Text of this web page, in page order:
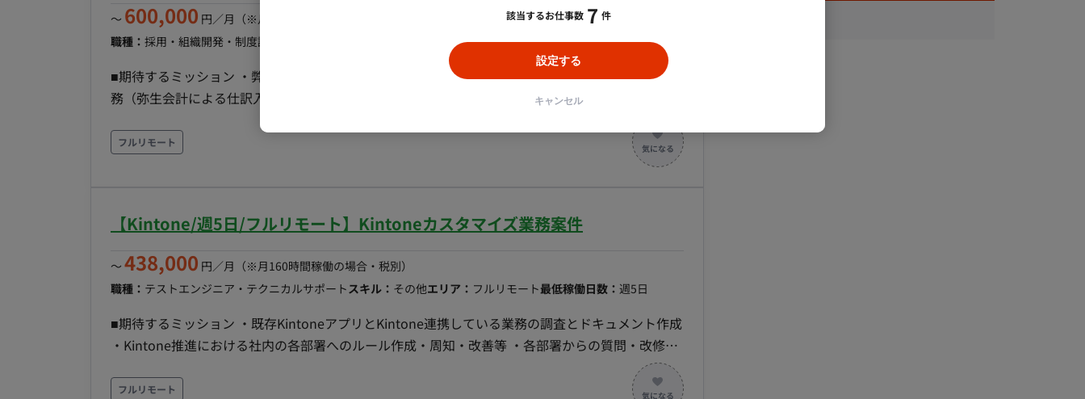
〜 600,000 円／月 （※月160時間稼働の場合・税別）
職種： 採用・組織開発・制度設計 最低稼働日数：週2日
■期待するミッション ・弊社サービスの経理、労務業務をサポート頂きます。 ■担当工程 ・経理業
務（弥生会計による仕訳入力、請求書発行、入出金管理、科目内訳書の作成、経費精算 等） ・労
・スタートアップに特化したクライアント業務に携わることが可能 ・クライアントの課題、ステー
フルリモート
【Kintone/週5日/フルリモート】Kintoneカスタマイズ業務案件
〜 438,000 円／月 （※月160時間稼働の場合・税別）
職種： テストエンジニア・テクニカルサポートスキル： その他エリア： フルリモート最低稼働日数： 週5日
■期待するミッション ・既存KintoneアプリとKintone連携している業務の調査とドキュメント作成
・Kintone推進における社内の各部署へのルール作成・周知・改善等 ・各部署からの質問・改修依
おりますが、 社内体制の変更等にて週に何回か出社をお願いする可能性もございます。
フルリモート
該当するお仕事数 7 件
設定する
キャンセル